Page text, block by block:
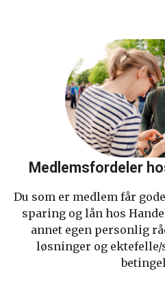
Medlemsfordeler
Du som er medlem får
sparing og lån hos
annet egen personlig
løsninger og ektefelle/